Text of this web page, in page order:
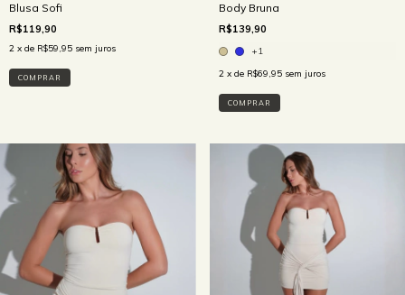
Blusa Sofi
R$119,90
2 x de R$59,95 sem juros
COMPRAR
Body Bruna
R$139,90
+1
2 x de R$69,95 sem juros
COMPRAR